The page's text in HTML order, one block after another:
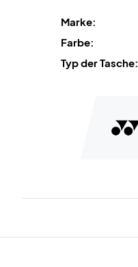
Grün.
Marke:
Farbe:
Typ der Tasche: